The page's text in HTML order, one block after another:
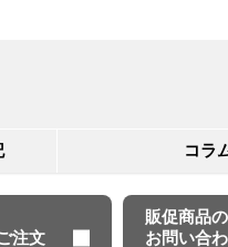
コラ
注文
販促商品の
お問い合